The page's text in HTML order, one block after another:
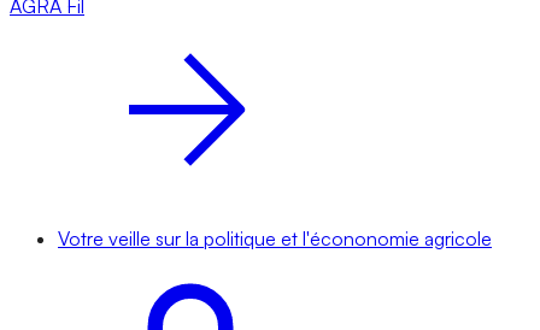
AGRA Fil
Votre veille sur la politique et l'écononomie agricole